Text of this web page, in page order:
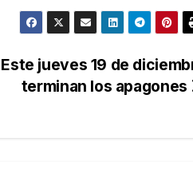
jueves 19 de
terminan los apagones